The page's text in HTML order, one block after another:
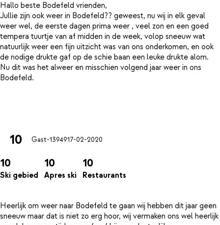
Hallo beste Bodefeld vrienden,
Jullie zijn ook weer in Bodefeld?? geweest, nu wij in elk geval
weer wel, de eerste dagen prima weer , veel zon en een goed
tempera tuurtje van af midden in de week, volop sneeuw wat
natuurlijk weer een fijn uitzicht was van ons onderkomen, en ook
de nodige drukte gaf op de schie baan een leuke drukte alom.
Nu dit was het alweer en misschien volgend jaar weer in ons
Bodefeld.
10 Gast-1394917-02-2020
10
Ski gebied
10
Apres ski
10
Restaurants
Heerlijk om weer naar Bodefeld te gaan wij hebben dit jaar geen
sneeuw maar dat is niet zo erg hoor, wij vermaken ons wel heerlijk